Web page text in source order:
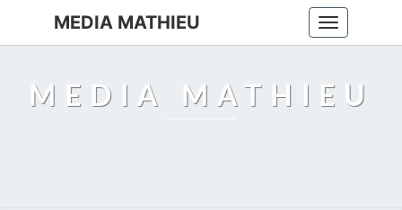
Toggle
navigation
MEDIA MATHIEU
MEDIA MATHIEU